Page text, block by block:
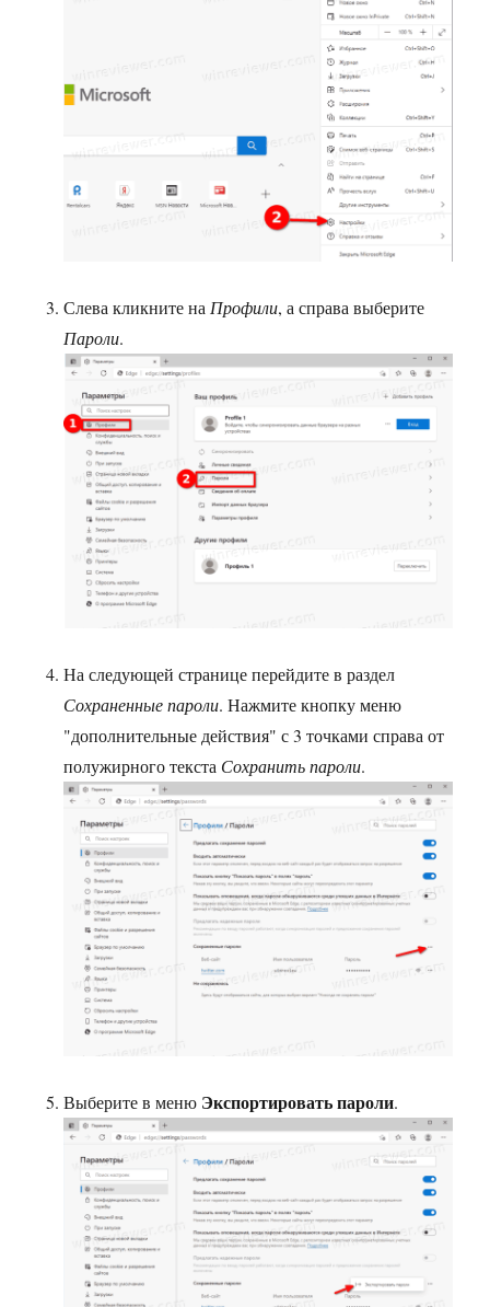
Слева кликните на Профили, а справа выберите
Пароли.
На следующей странице перейдите в раздел
Сохраненные пароли. Нажмите кнопку меню
"дополнительные действия" с 3 точками справа от
полужирного текста Сохранить пароли.
Выберите в меню Экспортировать пароли.